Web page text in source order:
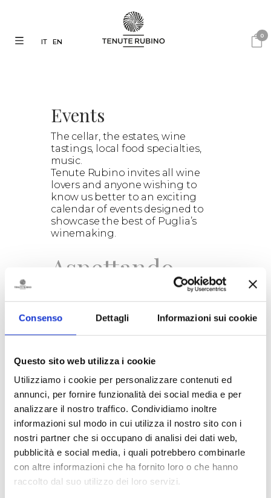
Consenso Dettagli Informazioni sui cookie
Questo sito web utilizza i cookie
Utilizziamo i cookie per personalizzare contenuti ed
annunci, per fornire funzionalità dei social media e per
analizzare il nostro traffico. Condividiamo inoltre
informazioni sul modo in cui utilizza il nostro sito con i
nostri partner che si occupano di analisi dei dati web,
pubblicità e social media, i quali potrebbero combinarle
con altre informazioni che ha fornito loro o che hanno
raccolto dal suo utilizzo dei loro servizi.
0
IT EN
Events
The cellar, the estates, wine
tastings, local food specialties,
music.
Tenute Rubino invites all wine
lovers and anyone wishing to
know us better to an exciting
calendar of events designed to
showcase the best of Puglia’s
winemaking.
Aspettando
San Martino
aperte
La
vendemmia
delle donne